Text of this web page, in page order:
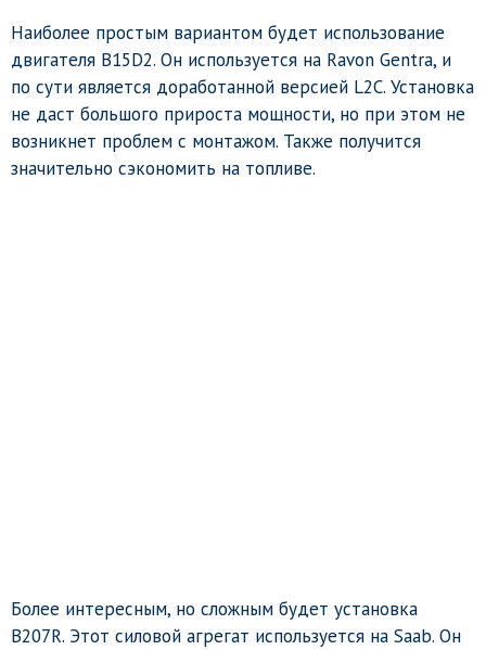
Наиболее простым вариантом будет использование
двигателя B15D2. Он используется на Ravon Gentra, и
по сути является доработанной версией L2C. Установка
не даст большого прироста мощности, но при этом не
возникнет проблем с монтажом. Также получится
значительно сэкономить на топливе.
Более интересным, но сложным будет установка
B207R. Этот силовой агрегат используется на Saab. Он